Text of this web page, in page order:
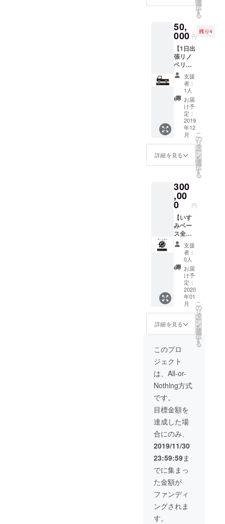
はご負
（JR長
者町
駅）日
帰りで
も泊ま
り（テ
ントの
素泊ま
り）で
も可能
です。
・旅行
中に発
生した
事故や
病気な
どに関
は、こ
ちらに
故意・
重過失
がある
場合を
除き、
一切の
責任を
負いか
ねます
ことを
あらか
じめご
了承く
ださ
い。 ・
防止の
ため貴
持ち歩
くなど
ご本
人・参
加者・
保護者
任に
おいて
管理さ
れます
ようお
願いし
ます。
盗難・
紛失に
ついて
の一切
の責任
は負い
ませ
通費は
ご負担
くださ
い。
（JR長
者町
駅） ・
旅行中
に発生
した事
故や怪
我・病
気など
に関し
ては、
に故
意・重
合を除
き、一
切の責
任を負
いかね
ますこ
とをあ
らかじ
めご了
承くだ
さい。
・盗難
等防止
のため
貴重品
は持ち
どご本
人・参
保護者
様の責
任に
おいて
管理さ
れます
願いし
ます。
盗難・
紛失に
ついて
の一切
の責任
は負い
ませ
ん。 ・
現地へ
の道中
は事故
等の無
人2名子
供2名
めス
ポット
もお伝
えしま
す。 ・
プロ
ジェク
ト成立
後の
2020年
1月から
非公開
の
Facebo
しま
す。週
末の具
スケ
ジュー
ルの共
有、コ
ミュニ
ケー
ション
はこの
ページ
内でお
こない
ます。
・家を
貸すわ
せん。
ペース
とテン
ト寝
袋、自
お貸し
するの
みなの
れ以外
のもの
でお持
ちくだ
・現地
までの
宿泊費
期限は1
回目の
使用月
から1年
とさせ
て頂き
ます。
いすみ
ベース
に来て
頂き、
自転車
で海や
川など
好きな
とこに
行くの
内で薪
割り、
土いじ
り、工
具を
使って
DIYな
ど、 自
由に外
房の1日
を楽し
いでく
ださ
い。 大
人2名子
供2名
おすす
めス
えしま
プロ
ジェク
後の
非公開
の
Facebo
okグ
ループ
しま
す。週
末の具
体的な
スケ
ジュー
ルの共
選
択
す
る
50,
000 円
残り4
【1日出
張リノ
ベリ
ター
ン】 あ
なたの
家やお
店で壊
れてい
るもの
をリノ
ベしま
す。 電
気、水
道など
ものは
NGで
す。 東
京近郊
以外は
別途交
通費頂
きま
す。
（応相
談）
支援
者：
1人
お届
け予
定：
2019
年12
月
詳細を見る
こ
の
リ
タ
ー
ン
を
選
択
す
る
300
,00
0 円
【いす
みベー
ス全力
応援】
支援し
ます！
の気持
ちで
300,000
円 リ
ターン
は、直
筆のお
手紙と
いすみ
の町を1
日アテ
ンドし
ます。
交通費
と食費
はリ
ます。
※いすみ
の町ま
での交
通費は
ご負担
くださ
い。
支援
者：
0人
お届
け予
定：
2020
年01
月
詳細を見る
こ
の
リ
タ
ー
ン
を
選
択
す
る
このプロ
ジェクト
は、All-or-
Nothing方式
です。
目標金額を
達成した場
合にのみ、
2019/11/30
23:59:59ま
でに集まっ
た金額が
ファンディ
ングされま
す。